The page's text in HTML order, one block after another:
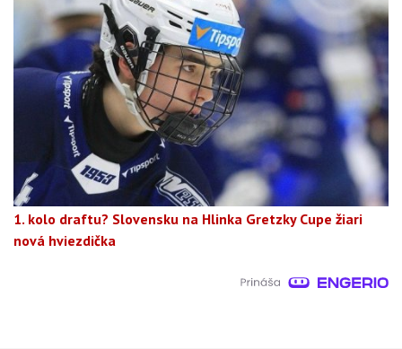
1. kolo draftu? Slovensku na Hlinka Gretzky Cupe žiari
nová hviezdička